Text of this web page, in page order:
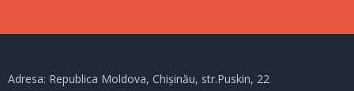
Adresa: Republica Moldova, Chișinău, str.Puskin, 22